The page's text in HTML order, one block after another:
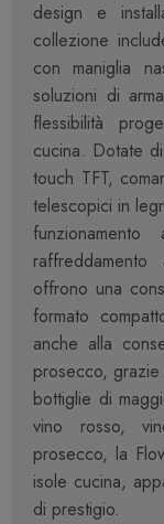
design e
collezione
con maniglia
soluzioni di
flessibilità
cucina. Dotate
touch TFT,
telescopici in
offrono una
formato
anche alla
prosecco,
bottiglie di
vino rosso,
prosecco, la
isole cucina,
di prestigio.